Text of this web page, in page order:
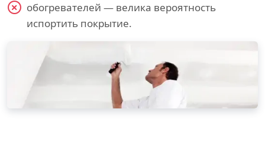
обогревателей — велика вероятность
испортить покрытие.